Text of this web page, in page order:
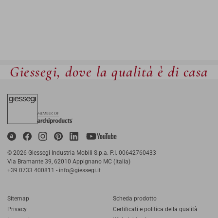
Giessegi, dove la qualità è di casa
© 2026 Giessegi Industria Mobili S.p.a. P.I. 00642760433
Via Bramante 39, 62010 Appignano MC (Italia)
+39 0733 400811 - info@giessegi.it
Sitemap
Privacy
Scheda prodotto
Certificati e politica della qualità